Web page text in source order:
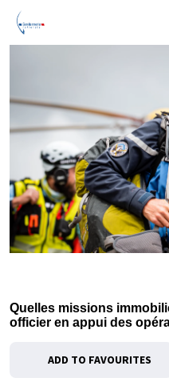
Quelles missions
officier en appui des
ADD TO FAVOURITES